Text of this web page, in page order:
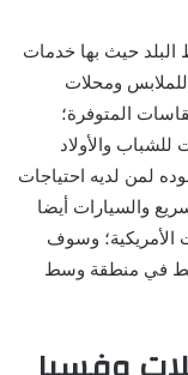
حيث بها خدمات
ومحلات
المتوفرة؛
والأولاد
لمن لديه احتياجات
والسيارات أيضا
الأمريكية؛ وسوف
في منطقة وسط